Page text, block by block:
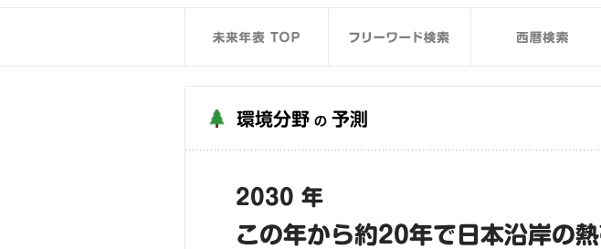
環境分野 の 予測
2030 年
この年から約20年で日本沿岸の